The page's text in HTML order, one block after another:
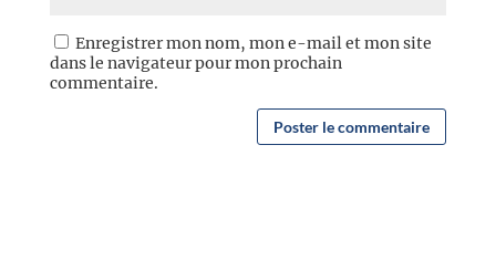
Enregistrer mon nom, mon e-mail et mon site
dans le navigateur pour mon prochain
commentaire.